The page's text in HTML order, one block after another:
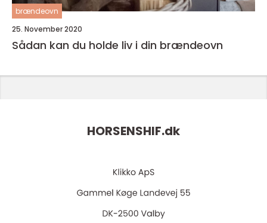
brændeovn
25. November 2020
Sådan kan du holde liv i din brændeovn
HORSENSHIF.dk